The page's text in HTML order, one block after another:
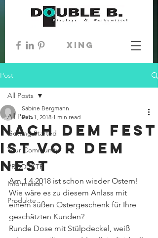
xing
Post
All Posts
Getting Started
Your Community
PRODUKTE
Information
Produkte
All Posts
Nach dem Fest
ist vor dem
Nest
Sabine Bergmann
Feb 1, 2018 1 min read
Am 1.4.2018 ist schon wieder Ostern!
Wie wäre es zu diesem Anlass mit
einem süßen Ostergeschenk für Ihre
geschätzten Kunden?
Runde Dose mit Stülpdeckel, weiß